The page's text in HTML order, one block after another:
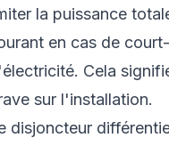
la puissance
en cas de
Cela
sur l'installation.
disjoncteur